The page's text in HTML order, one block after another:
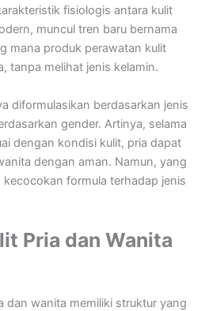
fisiologis antara kulit
muncul tren baru bernama
mana produk perawatan kulit
tanpa melihat jenis kelamin.
diformulasikan berdasarkan jenis
gender. Artinya, selama
dengan kondisi kulit, pria dapat
dengan aman. Namun, yang
formula terhadap jenis
Pria dan Wanita
dan wanita memiliki struktur yang